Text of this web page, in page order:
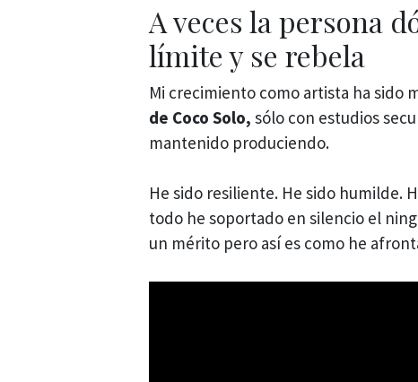
A veces la persona
límite y se rebela
Mi crecimiento como artista ha sido
de Coco Solo, sólo con estudios
mantenido produciendo.
He sido resiliente. He sido humilde.
todo he soportado en silencio el
un mérito pero así es como he